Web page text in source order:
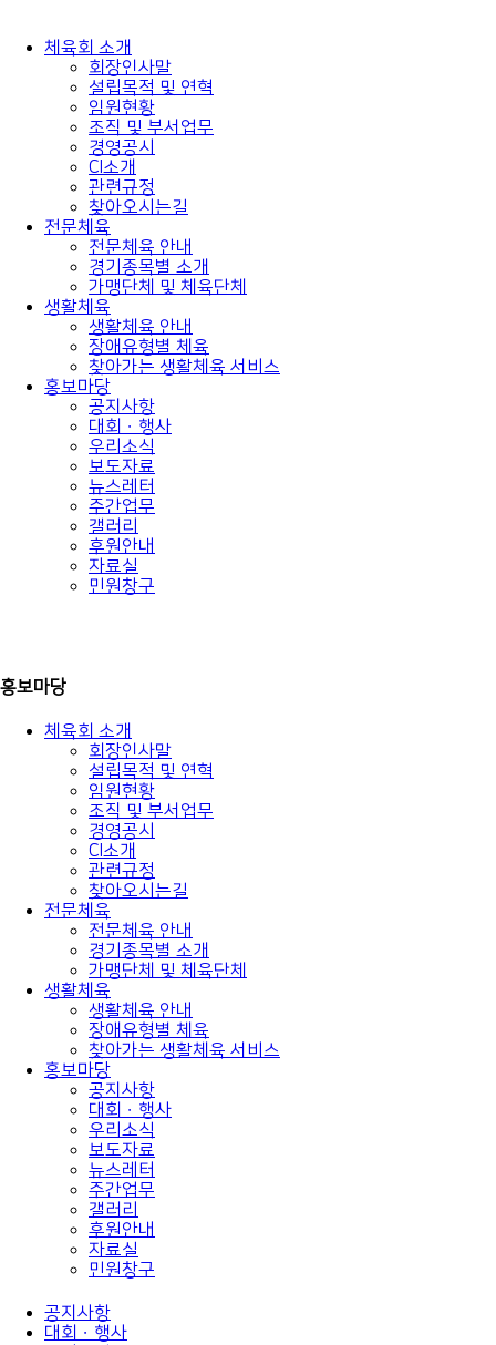
체육회 소개
회장인사말
설립목적 및 연혁
임원현황
조직 및 부서업무
경영공시
CI소개
관련규정
찾아오시는길
전문체육
전문체육 안내
경기종목별 소개
가맹단체 및 체육단체
생활체육
생활체육 안내
장애유형별 체육
찾아가는 생활체육 서비스
홍보마당
공지사항
대회ㆍ행사
우리소식
보도자료
뉴스레터
주간업무
갤러리
후원안내
자료실
민원창구
홍보마당
체육회 소개
회장인사말
설립목적 및 연혁
임원현황
조직 및 부서업무
경영공시
CI소개
관련규정
찾아오시는길
전문체육
전문체육 안내
경기종목별 소개
가맹단체 및 체육단체
생활체육
생활체육 안내
장애유형별 체육
찾아가는 생활체육 서비스
홍보마당
공지사항
대회ㆍ행사
우리소식
보도자료
뉴스레터
주간업무
갤러리
후원안내
자료실
민원창구
공지사항
대회ㆍ행사